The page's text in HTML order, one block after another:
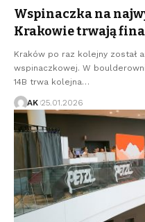
Wspinaczka na
Krakowie trwają
Kraków po raz kolejny został
wspinaczkowej. W
14B trwa kolejna…
AK 25.01.2026